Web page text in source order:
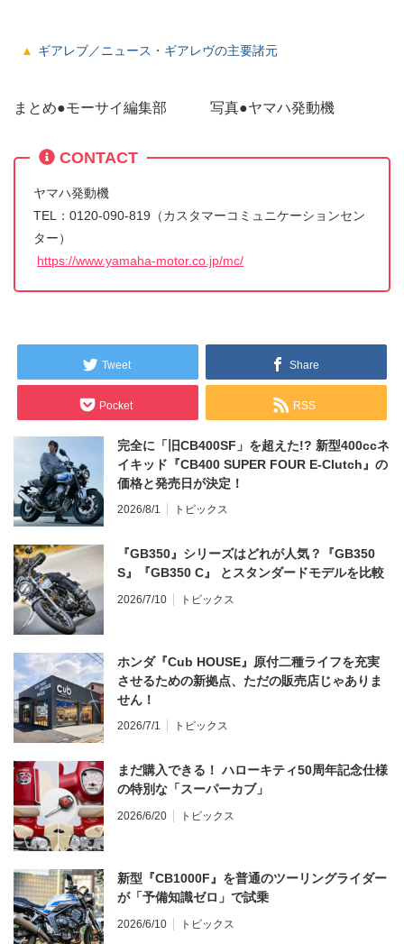
ギアレブ／ニュース・ギアレヴの主要諸元
まとめ●モーサイ編集部 写真●ヤマハ発動機
CONTACT
ヤマハ発動機
TEL：0120‐090-819（カスタマーコミュニケーションセン
ター）
https://www.yamaha-motor.co.jp/mc/
Tweet Share
Pocket RSS
完全に「旧CB400SF」を超えた!? 新型400ccネ
イキッド『CB400 SUPER FOUR E-Clutch』の
価格と発売日が決定！
2026/8/1 トピックス
『GB350』シリーズはどれが人気？『GB350
S』『GB350 C』 とスタンダードモデルを比較
2026/7/10 トピックス
ホンダ『Cub HOUSE』原付二種ライフを充実
させるための新拠点、ただの販売店じゃありま
せん！
2026/7/1 トピックス
まだ購入できる！ ハローキティ50周年記念仕様
の特別な「スーパーカブ」
2026/6/20 トピックス
新型『CB1000F』を普通のツーリングライダー
が「予備知識ゼロ」で試乗
2026/6/10 トピックス